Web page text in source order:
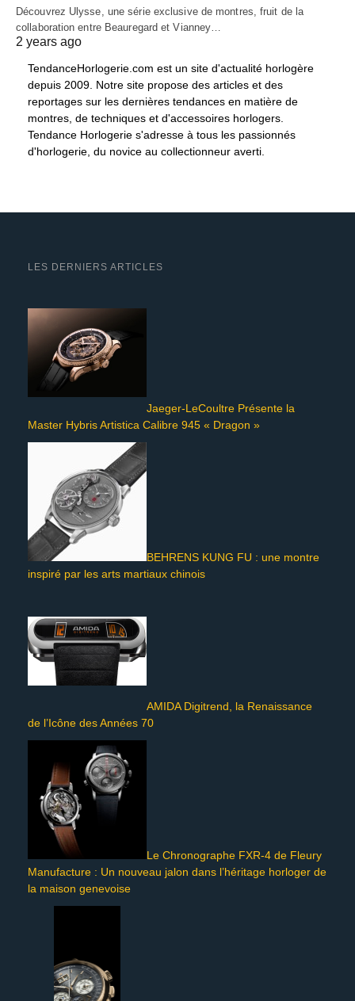
Découvrez Ulysse, une série exclusive de montres, fruit de la
collaboration entre Beauregard et Vianney…
2 years ago
TendanceHorlogerie.com est un site d'actualité horlogère
depuis 2009. Notre site propose des articles et des
reportages sur les dernières tendances en matière de
montres, de techniques et d'accessoires horlogers.
Tendance Horlogerie s'adresse à tous les passionnés
d'horlogerie, du novice au collectionneur averti.
LES DERNIERS ARTICLES
Jaeger-LeCoultre Présente la
Master Hybris Artistica Calibre 945 « Dragon »
BEHRENS KUNG FU : une montre
inspiré par les arts martiaux chinois
AMIDA Digitrend, la Renaissance
de l’Icône des Années 70
Le Chronographe FXR-4 de Fleury
Manufacture : Un nouveau jalon dans l’héritage horloger de
la maison genevoise